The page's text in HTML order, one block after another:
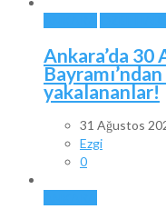
Ankara’da
yakalananlar!
31 Ağustos
Ezgi
0